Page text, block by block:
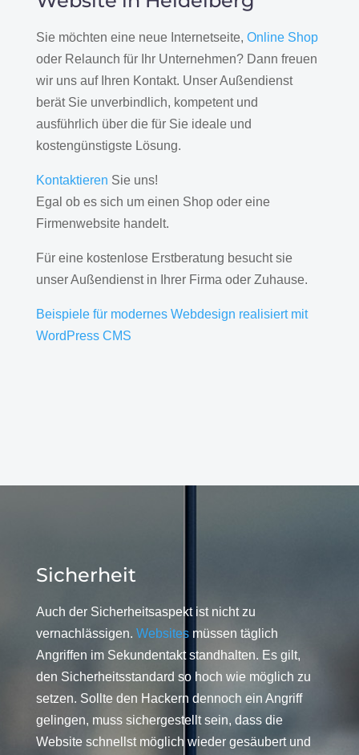
Sie möchten eine neue Internetseite, Online Shop
oder Relaunch für Ihr Unternehmen? Dann freuen
wir uns auf Ihren Kontakt. Unser Außendienst
berät Sie unverbindlich, kompetent und
ausführlich über die für Sie ideale und
kostengünstigste Lösung.
Kontaktieren Sie uns!
Egal ob es sich um einen Shop oder eine
Firmenwebsite handelt.
Für eine kostenlose Erstberatung besucht sie
unser Außendienst in Ihrer Firma oder Zuhause.
Beispiele für modernes Webdesign realisiert mit
WordPress CMS
Sicherheit
Auch der Sicherheitsaspekt ist nicht zu
vernachlässigen. Websitesmüssen täglich
Angriffen im Sekundentakt standhalten. Es gilt,
den Sicherheitsstandard so hoch wie möglich zu
setzen. Sollte den Hackern dennoch ein Angriff
gelingen, muss sichergestellt sein, dass die
Website schnellst möglich wieder gesäubert und